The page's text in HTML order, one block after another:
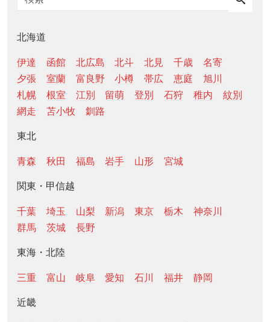
北海道
伊達 函館 北広島 北斗 北見 千歳
名寄
夕張
室蘭 富良野 小樽 帯広 恵庭
旭川
札幌
根室 江別 留萌 登別 石狩 稚内
紋別
網走
苫小牧 釧路
東北
青森 秋田 福島 岩手 山形 宮城
関東・甲信越
千葉 埼玉 山梨 新潟 東京 栃木
神奈川
群馬
茨城 長野
東海・北陸
三重 富山 岐阜 愛知 石川 福井 静岡
近畿